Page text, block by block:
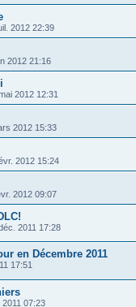
2012 22:39
2012 21:16
2012 12:31
2012 15:33
2012 15:24
2012 09:07
2011 17:28
en Décembre 2011
17:51
2011 07:23